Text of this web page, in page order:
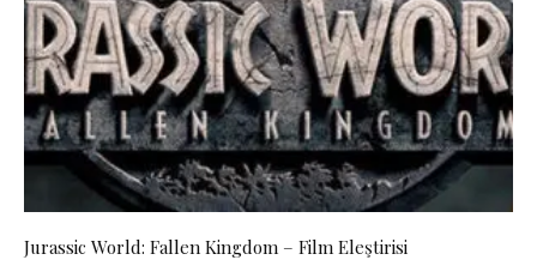
Jurassic World: Fallen Kingdom – Film Eleştirisi